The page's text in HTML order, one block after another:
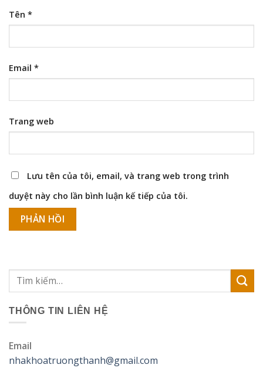
Tên *
Email *
Trang web
Lưu tên của tôi, email, và trang web trong trình
duyệt này cho lần bình luận kế tiếp của tôi.
THÔNG TIN LIÊN HỆ
Email
nhakhoatruongthanh@gmail.com